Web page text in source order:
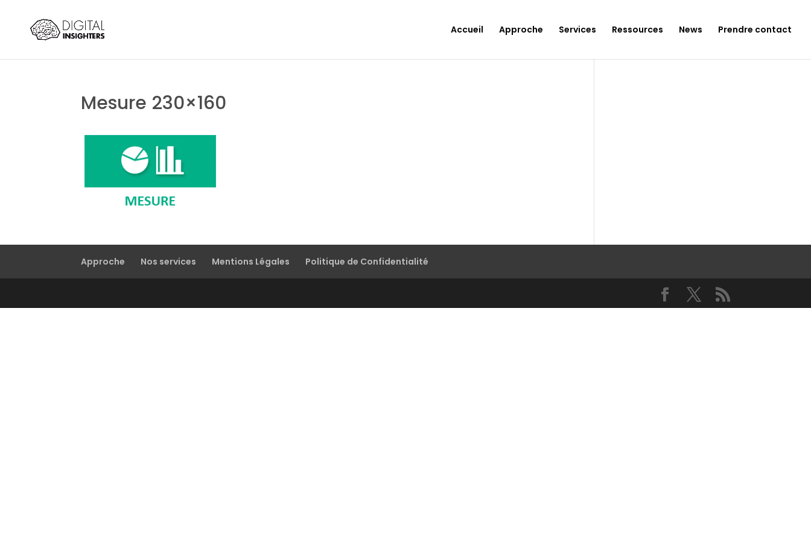
Accueil Approche Services Ressources News Prendre contact
Mesure 230×160
Approche Nos services Mentions Légales Politique de Confidentialité